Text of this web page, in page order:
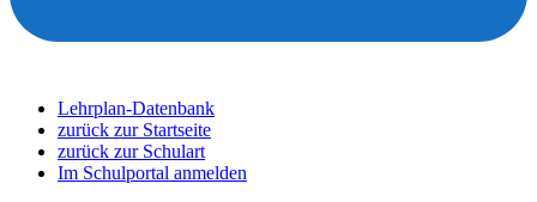
Lehrplan-Datenbank
zurück zur Startseite
zurück zur Schulart
Im Schulportal anmelden